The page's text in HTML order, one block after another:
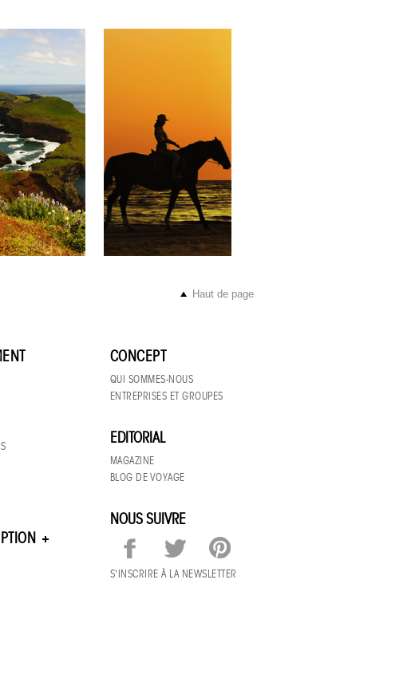
Haut de page
CONCEPT
QUI SOMMES-NOUS
ENTREPRISES ET GROUPES
EDITORIAL
MAGAZINE
BLOG DE VOYAGE
NOUS SUIVRE
S'INSCRIRE À LA NEWSLETTER